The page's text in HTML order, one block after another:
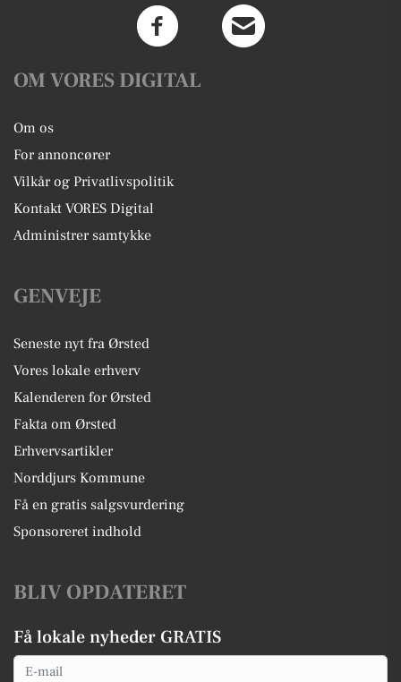
OM VORES DIGITAL
Om os
For annoncører
Vilkår og Privatlivspolitik
Kontakt VORES Digital
Administrer samtykke
GENVEJE
Seneste nyt fra Ørsted
Vores lokale erhverv
Kalenderen for Ørsted
Fakta om Ørsted
Erhvervsartikler
Norddjurs Kommune
Få en gratis salgsvurdering
Sponsoreret indhold
BLIV OPDATERET
Få lokale nyheder GRATIS
Email